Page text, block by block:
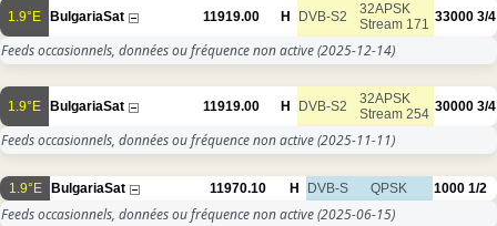
1.9°E BulgariaSat 11919.00 H DVB-S2
32APSK
Stream 171 33000 3/4
Feeds occasionnels, données ou fréquence non active(2025-12-14)
1.9°E BulgariaSat 11919.00 H DVB-S2
32APSK
Stream 254 30000 3/4
Feeds occasionnels, données ou fréquence non active(2025-11-11)
1.9°E BulgariaSat 11970.10 H DVB-S QPSK 1000 1/2
Feeds occasionnels, données ou fréquence non active(2025-06-15)